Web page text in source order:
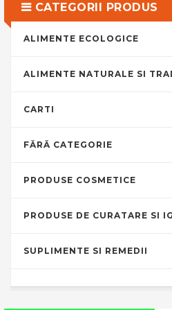
CATEGORII PRODUS
ALIMENTE ECOLOGICE
ALIMENTE NATURALE SI
CARTI
FĂRĂ CATEGORIE
PRODUSE COSMETICE
PRODUSE DE CURATARE SI
SUPLIMENTE SI REMEDII